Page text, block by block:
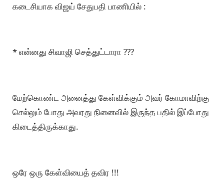
கடைசியாக விஜய் சேதுபதி பாணியில் :
* என்னது சிவாஜி செத்துட்டாரா ???
மேற்கொண்ட அனைத்து கேள்விக்கும் அவர் கோமாவிற்கு
செல்லும் போது அவரது நினைவில் இருந்த பதில் இப்போது
கிடைத்திருக்காது.
ஒரே ஒரு கேள்வியைத் தவிர !!!